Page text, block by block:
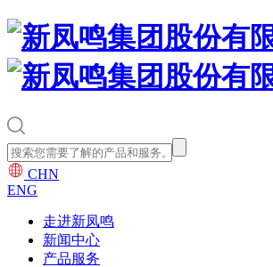
CHN
ENG
走进新凤鸣
新闻中心
产品服务